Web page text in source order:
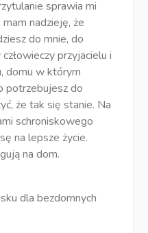
sprawia mi
nadzieję, że
do mnie, do
przyjacielu i
domu w którym
potrzebujesz do
że tak się stanie. Na
schroniskowego
na lepsze życie.
na dom.
dla bezdomnych